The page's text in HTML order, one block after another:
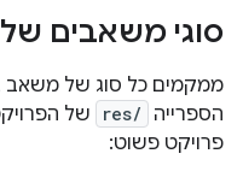
סוגי משאבים
ממקמים כל סוג של משאב
הספרייה
res/
של
פרויקט פשוט: